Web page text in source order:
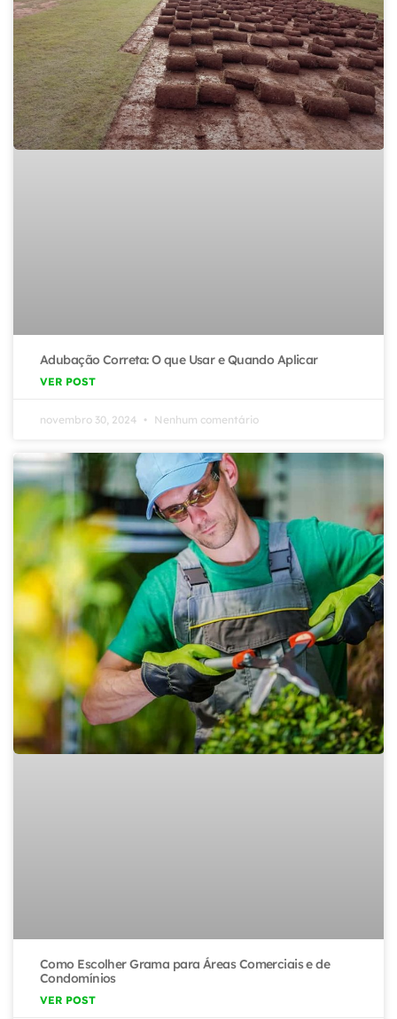
Adubação Correta: O que Usar e Quando Aplicar
VER POST
novembro 30, 2024 Nenhum comentário
Como Escolher Grama para Áreas Comerciais e de
Condomínios
VER POST